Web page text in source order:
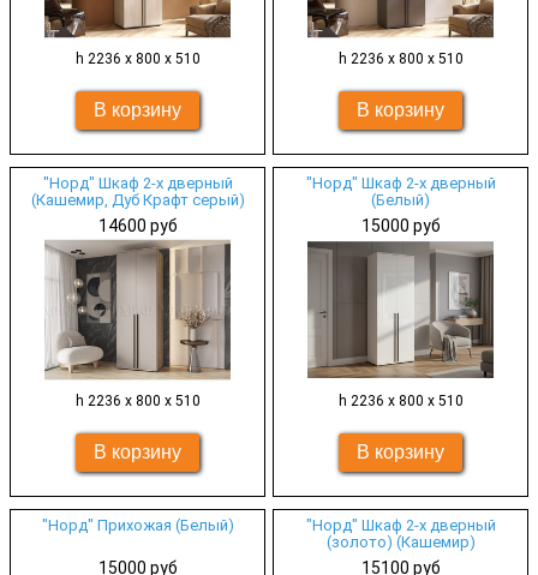
h 2236 х 800 х 510 h 2236 х 800 х 510
"Норд" Шкаф 2-х дверный
(Кашемир, Дуб Крафт серый)
14600 руб
h 2236 х 800 х 510
"Норд" Шкаф 2-х дверный
(Белый)
15000 руб
h 2236 х 800 х 510
"Норд" Прихожая (Белый)
15000 руб
"Норд" Шкаф 2-х дверный
(золото) (Кашемир)
15100 руб